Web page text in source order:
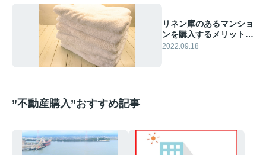
リネン庫のあるマンショ
ンを購入するメリットに
ついて解説！
2022.09.18
”不動産購入”おすすめ記事